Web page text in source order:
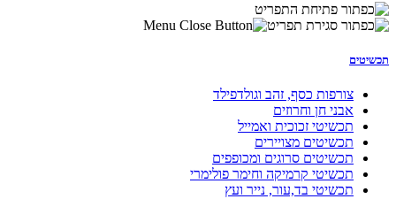
תכשיטים
צורפות כסף, זהב וגולדפילד
אבני חן וחרוזים
תכשיטי זכוכית ואמייל
תכשיטים מצויירים
תכשיטים סרוגים ומכופפים
תכשיטי קרמיקה וחימר פולימרי
תכשיטי בד,עור, נייר ועץ